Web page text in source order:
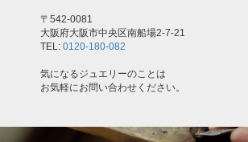
〒542-0081
大阪府大阪市中央区南船場2-7-21
TEL: 0120-180-082
気になるジュエリーのことは
お気軽にお問い合わせください。